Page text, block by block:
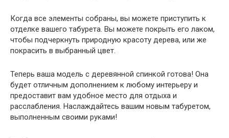
Когда все элементы собраны, вы можете приступить к
отделке вашего табурета. Вы можете покрыть его лаком,
чтобы подчеркнуть природную красоту дерева, или же
покрасить в выбранный цвет.
Теперь ваша модель с деревянной спинкой готова! Она
будет отличным дополнением к любому интерьеру и
предоставит вам удобное место для отдыха и
расслабления. Наслаждайтесь вашим новым табуретом,
выполненным своими руками!